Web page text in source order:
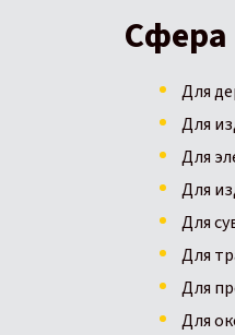
Для
Для
Для
Для
Для
Для
Для
Для